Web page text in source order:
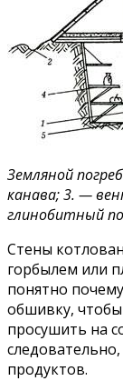
Земляной
канава; 3. —
глинобитный
Стены
горбылем или
понятно
обшивку,
просушить на
продуктов.